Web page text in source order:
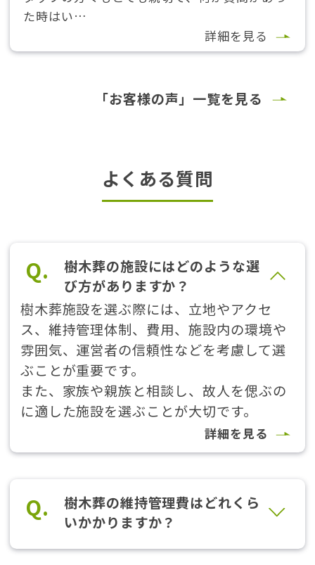
詳細を見る
た時はい…
「お客様の声」一覧を見る
よくある質問
Q.
樹木葬の施設にはどのような選
び方がありますか？
樹木葬施設を選ぶ際には、立地やアクセ
ス、維持管理体制、費用、施設内の環境や
雰囲気、運営者の信頼性などを考慮して選
ぶことが重要です。
また、家族や親族と相談し、故人を偲ぶの
に適した施設を選ぶことが大切です。
詳細を見る
Q.
樹木葬の維持管理費はどれくら
いかかりますか？